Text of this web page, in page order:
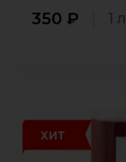
350 ₽ 1 л
ХИТ